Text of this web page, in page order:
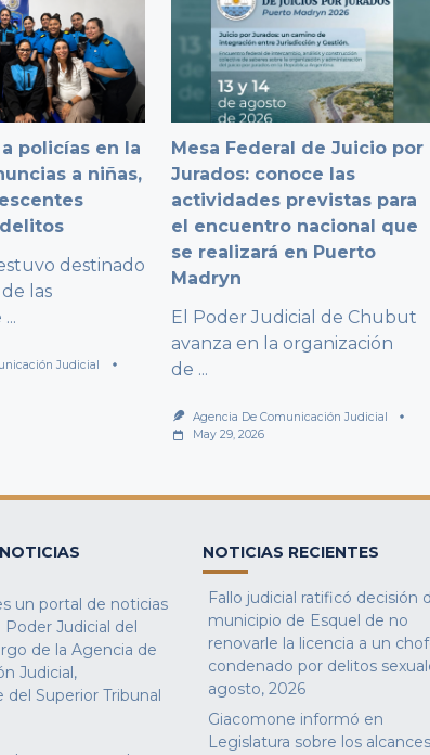
policías en la
a niñas,
destinado
las
...
Judicial
Mesa Federal de Juicio por
Jurados: conoce las
actividades previstas para
el encuentro nacional que
se realizará en Puerto
Madryn
El Poder Judicial de Chubut
avanza en la organización
de ...
Agencia De Comunicación Judicial
May 29, 2026
un portal de noticias
Poder Judicial del
de la Agencia de
Judicial,
Superior Tribunal
NOTICIAS RECIENTES
Fallo judicial ratificó decisión
municipio de Esquel de no
renovarle la licencia a un
condenado por delitos
agosto, 2026
Giacomone informó en
Legislatura sobre los